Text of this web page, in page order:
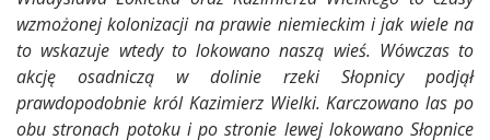
wzmożonej kolonizacji na prawie niemieckim i jak wiele na
to wskazuje wtedy to lokowano naszą wieś. Wówczas to
akcję osadniczą w dolinie rzeki Słopnicy podjął
prawdopodobnie król Kazimierz Wielki. Karczowano las po
obu stronach potoku i po stronie lewej lokowano Słopnice